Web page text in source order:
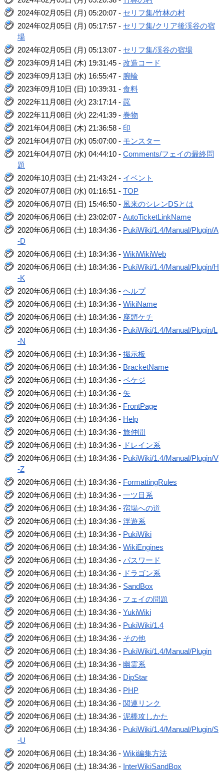
2024年02月05日 (月) 05:20:07 - セリフ集/竹林の村
2024年02月05日 (月) 05:17:57 - セリフ集/クリア後渓谷の宿
場
2024年02月05日 (月) 05:13:07 - セリフ集/渓谷の宿場
2023年09月14日 (木) 19:31:45 -改造コード
2023年09月13日 (水) 16:55:47 - 腕輪
2023年09月10日 (日) 10:39:31 -食料
2022年11月08日 (火) 23:17:14 - 罠
2022年11月08日 (火) 22:41:39 -巻物
2021年04月08日 (木) 21:36:58 - 印
2021年04月07日 (水) 05:07:00 - モンスター
2021年04月07日 (水) 04:44:10 -Comments/フェイの最終問
題
2020年10月03日 (土) 21:43:24 - イベント
2020年07月08日 (水) 01:16:51 -TOP
2020年06月07日 (日) 15:46:50 - 風来のシレンDSとは
2020年06月06日 (土) 23:02:07 -AutoTicketLinkName
2020年06月06日 (土) 18:34:36 - PukiWiki/1.4/Manual/Plugin/A
-D
2020年06月06日 (土) 18:34:36 -WikiWikiWeb
2020年06月06日 (土) 18:34:36 - PukiWiki/1.4/Manual/Plugin/H
-K
2020年06月06日 (土) 18:34:36 -ヘルプ
2020年06月06日 (土) 18:34:36 -WikiName
2020年06月06日 (土) 18:34:36 - 座頭ケチ
2020年06月06日 (土) 18:34:36 - PukiWiki/1.4/Manual/Plugin/L
-N
2020年06月06日 (土) 18:34:36 -掲示板
2020年06月06日 (土) 18:34:36 - BracketName
2020年06月06日 (土) 18:34:36 -ペケジ
2020年06月06日 (土) 18:34:36 - 矢
2020年06月06日 (土) 18:34:36 - FrontPage
2020年06月06日 (土) 18:34:36 - Help
2020年06月06日 (土) 18:34:36 -旅仲間
2020年06月06日 (土) 18:34:36 - ドレイン系
2020年06月06日 (土) 18:34:36 - PukiWiki/1.4/Manual/Plugin/V
-Z
2020年06月06日 (土) 18:34:36 - FormattingRules
2020年06月06日 (土) 18:34:36 -一ツ目系
2020年06月06日 (土) 18:34:36 -宿場への道
2020年06月06日 (土) 18:34:36 -浮遊系
2020年06月06日 (土) 18:34:36 - PukiWiki
2020年06月06日 (土) 18:34:36 -WikiEngines
2020年06月06日 (土) 18:34:36 -パスワード
2020年06月06日 (土) 18:34:36 - ドラゴン系
2020年06月06日 (土) 18:34:36 - SandBox
2020年06月06日 (土) 18:34:36 - フェイの問題
2020年06月06日 (土) 18:34:36 -YukiWiki
2020年06月06日 (土) 18:34:36 - PukiWiki/1.4
2020年06月06日 (土) 18:34:36 - その他
2020年06月06日 (土) 18:34:36 - PukiWiki/1.4/Manual/Plugin
2020年06月06日 (土) 18:34:36 - 幽霊系
2020年06月06日 (土) 18:34:36 - DipStar
2020年06月06日 (土) 18:34:36 - PHP
2020年06月06日 (土) 18:34:36 - 関連リンク
2020年06月06日 (土) 18:34:36 -泥棒攻しかた
2020年06月06日 (土) 18:34:36 - PukiWiki/1.4/Manual/Plugin/S
-U
2020年06月06日 (土) 18:34:36 -Wiki編集方法
2020年06月06日 (土) 18:34:36 - InterWikiSandBox